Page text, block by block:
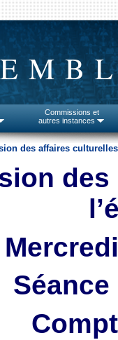
Commissions et
autres instances
des affaires